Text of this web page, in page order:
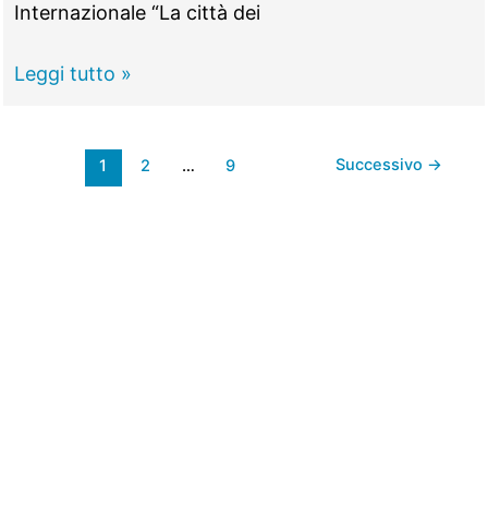
Internazionale “La città dei
CASTEL
Leggi tutto »
1 2 … 9 Successivo →